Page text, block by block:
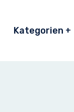
Kategorien